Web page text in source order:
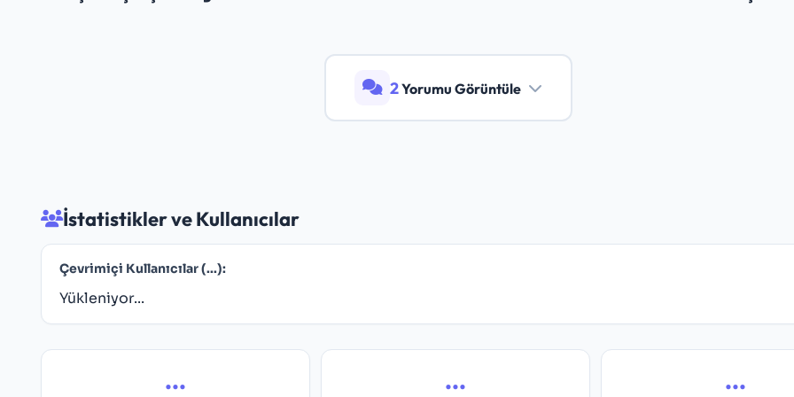
2Yorumu Görüntüle
İstatistikler ve Kullanıcılar
Çevrimiçi Kullanıcılar (...):
Yükleniyor...
... ... ...